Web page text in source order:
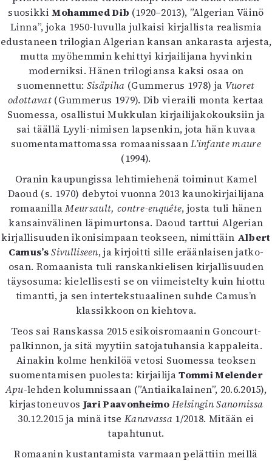
1/2026
6/2025
5/2025 saame
5/2025
Lehtiarkisto
Info
Tilaus ja irtonumerot
Yhteistyössä
Toimitus
Kaltio ry
suosikkiMohammed Dib (1920–2013), ”Algerian Väinö
Linna”, joka 1950-luvulla julkaisi kirjallista realismia
edustaneen trilogian Algerian kansan ankarasta arjesta,
mutta myöhemmin kehittyi kirjailijana hyvinkin
moderniksi. Hänen trilogiansa kaksi osaa on
suomennettu: Sisäpiha (Gummerus 1978) ja Vuoret
odottavat (Gummerus 1979). Dib vieraili monta kertaa
Suomessa, osallistui Mukkulan kirjailijakokouksiin ja
sai täällä Lyyli-nimisen lapsenkin, jota hän kuvaa
suomentamattomassa romaanissaanL’infante maure
(1994).
Oranin kaupungissa lehtimiehenä toiminut Kamel
Daoud (s. 1970) debytoi vuonna 2013 kaunokirjailijana
romaanillaMeursault, contre-enquête, josta tuli hänen
kansainvälinen läpimurtonsa. Daoud tarttui Algerian
kirjallisuuden ikonisimpaan teokseen, nimittäin Albert
Camus’sSivulliseen, ja kirjoitti sille eräänlaisen jatko-
osan. Romaanista tuli ranskankielisen kirjallisuuden
täysosuma: kielellisesti se on viimeistelty kuin hiottu
timantti, ja sen intertekstuaalinen suhde Camus’n
klassikkoon on kiehtova.
Teos sai Ranskassa 2015 esikoisromaanin Goncourt-
palkinnon, ja sitä myytiin satojatuhansia kappaleita.
Ainakin kolme henkilöä vetosi Suomessa teoksen
suomentamisen puolesta: kirjailijaTommi Melender
Apu-lehden kolumnissaan (”Antiaikalainen”, 20.6.2015),
kirjastoneuvos Jari PaavonheimoHelsingin Sanomissa
30.12.2015 ja minä itseKanavassa 1/2018. Mitään ei
tapahtunut.
Romaanin kustantamista varmaan pelättiin meillä